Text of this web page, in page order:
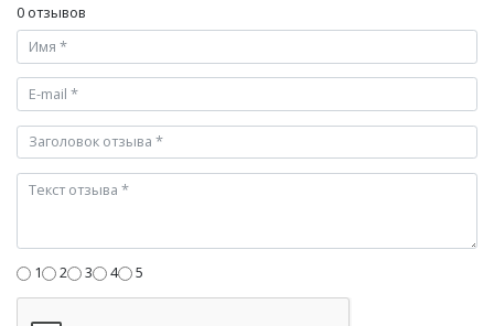
0 отзывов
1 2 3 4 5